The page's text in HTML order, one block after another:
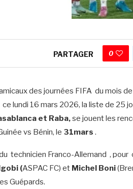
PARTAGER 0
des journées FIFA du mois
lundi 16 mars 2026, la liste de 25
et Raba,se jouent les
vs Bénin, le 31mars .
technicien Franco-Allemand ,
(ASPAC FC) et Michel Boni
Guépards.